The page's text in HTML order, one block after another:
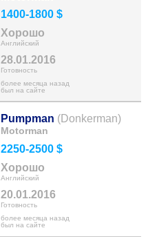
1400-1800 $
Хорошо
Английский
28.01.2016
Готовность
более месяца назад
был на сайте
Pumpman (Donkerman)
Motorman
2250-2500 $
Хорошо
Английский
20.01.2016
Готовность
более месяца назад
был на сайте